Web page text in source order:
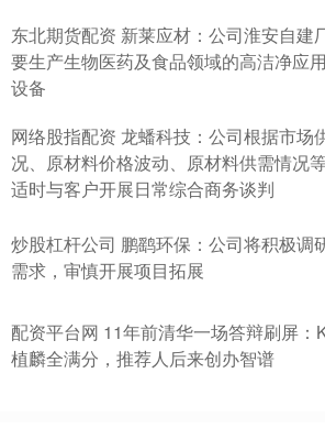
东北期货配资 新莱应材：公司淮安自建
要生产生物医药及食品领域的高洁净应
设备
网络股指配资 龙蟠科技：公司根据市场
况、原材料价格波动、原材料供需情况
适时与客户开展日常综合商务谈判
炒股杠杆公司 鹏鹞环保：公司将积极调
需求，审慎开展项目拓展
配资平台网 11年前清华一场答辩刷屏：
植麟全满分，推荐人后来创办智谱